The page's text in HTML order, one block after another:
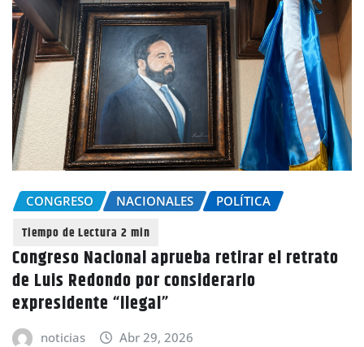
CONGRESO NACIONALES POLÍTICA
Congreso Nacional aprueba retirar el retrato
de Luis Redondo por considerarlo
expresidente “ilegal”
noticias Abr 29, 2026